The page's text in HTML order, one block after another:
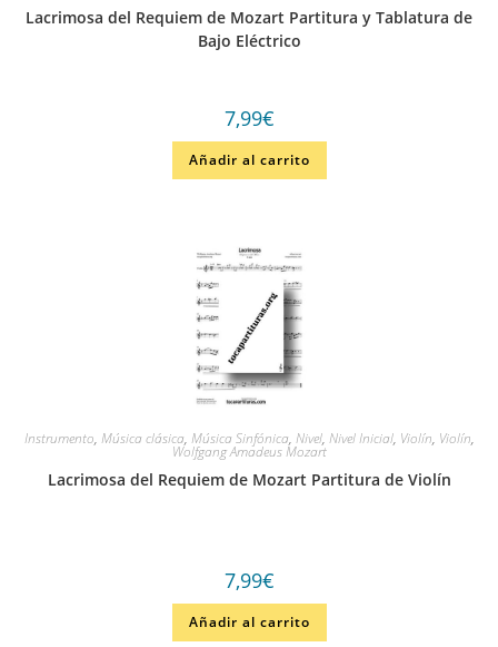
Lacrimosa del Requiem de Mozart Partitura y Tablatura de
Bajo Eléctrico
7,99€
Añadir al carrito
Instrumento, Música clásica, Música Sinfónica, Nivel, Nivel Inicial, Violín, Violín,
Wolfgang Amadeus Mozart
Lacrimosa del Requiem de Mozart Partitura de Violín
7,99€
Añadir al carrito